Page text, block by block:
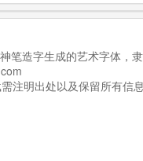
笔造字生成的艺术字体，
注明出处以及保留所有信息